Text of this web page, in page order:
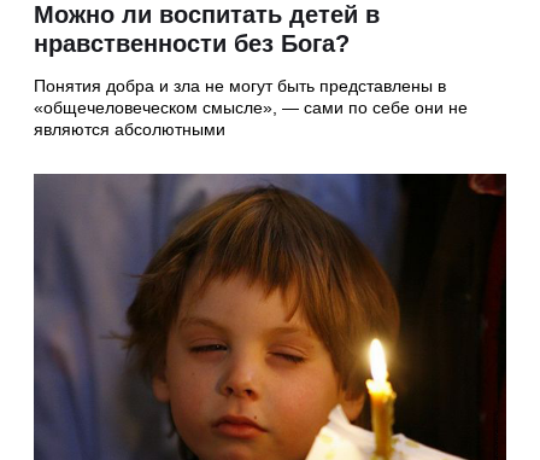
Можно ли воспитать детей в
нравственности без Бога?
Понятия добра и зла не могут быть представлены в
«общечеловеческом смысле», — сами по себе они не
являются абсолютными